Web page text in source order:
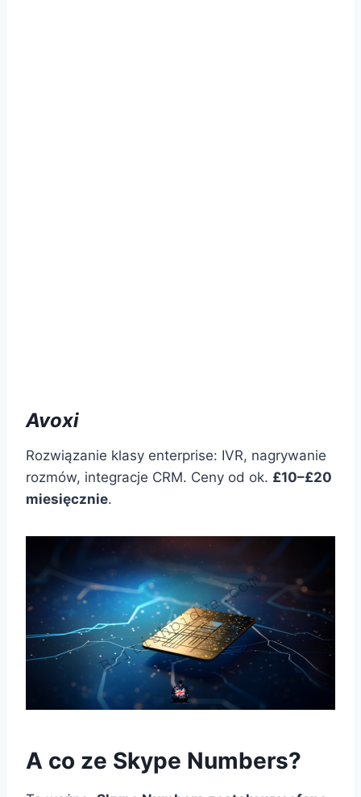
Avoxi
Rozwiązanie klasy enterprise: IVR, nagrywanie
rozmów, integracje CRM. Ceny od ok. £10–£20
miesięcznie.
A co ze Skype Numbers?